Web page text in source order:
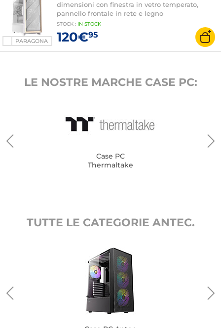
PARAGONA
dimensioni con finestra in vetro temperato,
pannello frontale in rete e legno
STOCK : IN STOCK
120€95
LE NOSTRE MARCHE CASE PC:
Case PC
Thermaltake
TUTTE LE CATEGORIE ANTEC.